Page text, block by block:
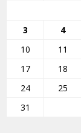
3
4
10
11
17
18
24
25
31